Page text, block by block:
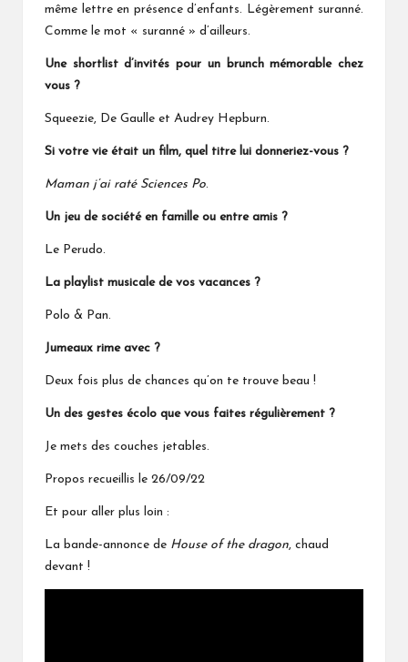
même lettre en présence d’enfants. Légèrement suranné.
Comme le mot « suranné » d’ailleurs.
Une shortlist d’invités pour un brunch mémorable chez
vous ?
Squeezie, De Gaulle et Audrey Hepburn.
Si votre vie était un film, quel titre lui donneriez-vous ?
Maman j’ai raté Sciences Po.
Un jeu de société en famille ou entre amis ?
Le Perudo.
La playlist musicale de vos vacances ?
Polo & Pan.
Jumeaux rime avec ?
Deux fois plus de chances qu’on te trouve beau !
Un des gestes écolo que vous faites régulièrement ?
Je mets des couches jetables.
Propos recueillis le 26/09/22
Et pour aller plus loin :
La bande-annonce de House of the dragon, chaud
devant !